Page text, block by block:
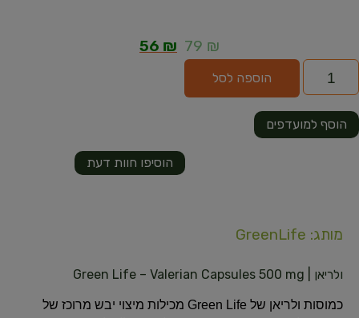
79 ₪
56 ₪
הוספה לסל
הוסיפו חוות דעת
הוסף למועדפים
מותג: GreenLife
ולריאן | Green Life – Valerian Capsules 500 mg
כמוסות ולריאן של Green Life מכילות מיצוי יבש מרוכז של